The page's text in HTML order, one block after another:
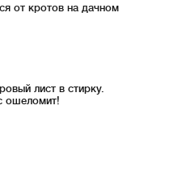
от кротов на дачном
лист в стирку.
ошеломит!